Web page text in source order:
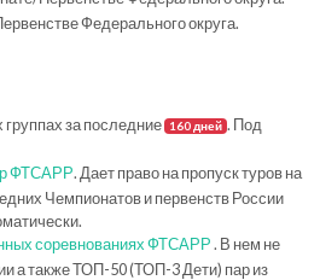
Федерального округа.
группах за последние 160 дней . Под
ФТСАРР. Дает право на пропуск туров на
Чемпионатов и первенств России
соревнованиях ФТСАРР. В нем не
а также ТОП-50 (ТОП-3 Дети) пар из